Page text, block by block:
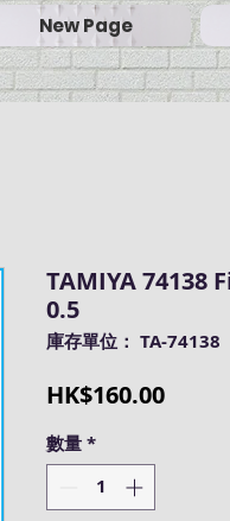
New Page
TAMIYA 74138
0.5
庫存單位： TA-74138
HK$160.00價
數量*